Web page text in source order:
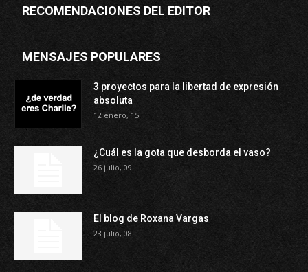
RECOMENDACIONES DEL EDITOR
MENSAJES POPULARES
3 proyectos para la libertad de expresión
absoluta
12 enero, 15
¿Cuál es la gota que desborda el vaso?
26 julio, 09
El blog de Roxana Vargas
23 julio, 08